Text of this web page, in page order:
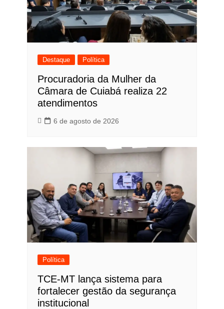
Destaque Política
Procuradoria da Mulher da
Câmara de Cuiabá realiza 22
atendimentos
6 de agosto de 2026
Política
TCE-MT lança sistema para
fortalecer gestão da segurança
institucional